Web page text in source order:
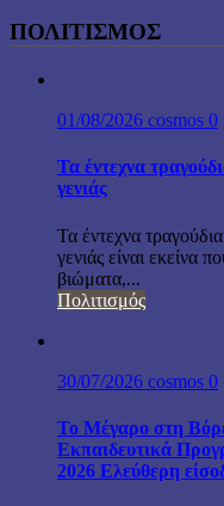
ΠΟΛΙΤΙΣΜΟΣ
01/08/2026 cosmos 0
Τα έντεχνα
γενιάς
Τα έντεχνα
γενιάς είναι εκείνα
βιώματα,...
Πολιτισμός
30/07/2026 cosmos 0
Το Μέγαρο στη
Εκπαιδευτικά
2026 Ελεύθερη